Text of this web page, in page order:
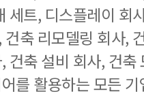
세트, 디스플레이 회
축 리모델링 회사,
건축 설비 회사, 건축
를 활용하는 모든